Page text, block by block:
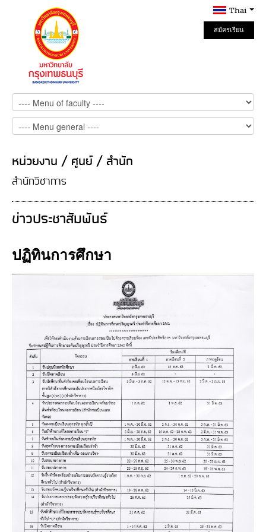
Thai
สมัครเรียน
Online
หน่วยงาน / ศูนย์ / สำนัก
สำนักวิชาการ
ข่าวประชาสัมพันธ์
ปฏิทินการศึกษา